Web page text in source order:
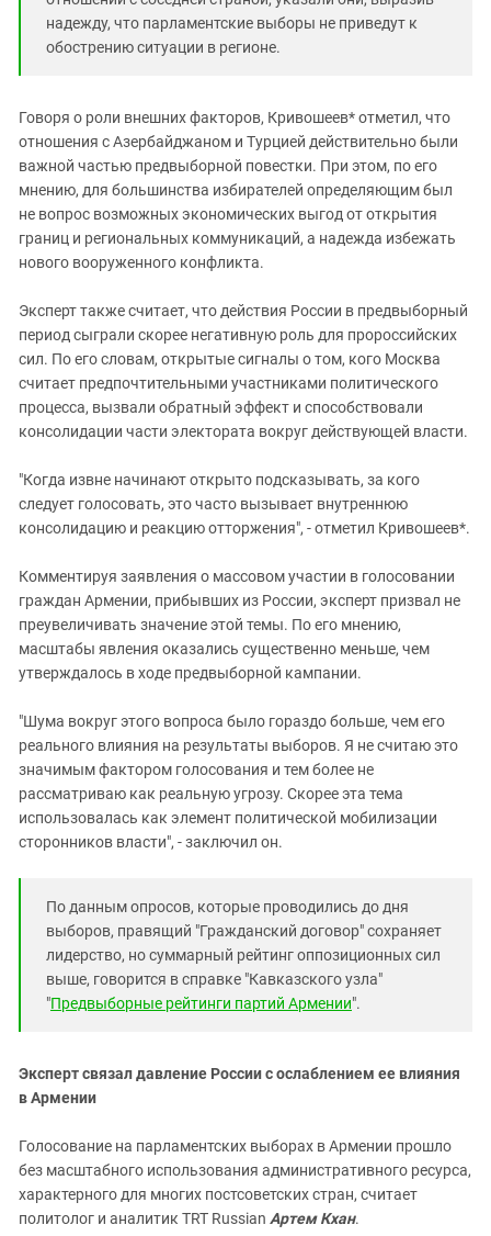
надежду, что парламентские выборы не приведут к
обострению ситуации в регионе.
Говоря о роли внешних факторов, Кривошеев* отметил, что
отношения с Азербайджаном и Турцией действительно были
важной частью предвыборной повестки. При этом, по его
мнению, для большинства избирателей определяющим был
не вопрос возможных экономических выгод от открытия
границ и региональных коммуникаций, а надежда избежать
нового вооруженного конфликта.
Эксперт также считает, что действия России в предвыборный
период сыграли скорее негативную роль для пророссийских
сил. По его словам, открытые сигналы о том, кого Москва
считает предпочтительными участниками политического
процесса, вызвали обратный эффект и способствовали
консолидации части электората вокруг действующей власти.
"Когда извне начинают открыто подсказывать, за кого
следует голосовать, это часто вызывает внутреннюю
консолидацию и реакцию отторжения", - отметил Кривошеев*.
Комментируя заявления о массовом участии в голосовании
граждан Армении, прибывших из России, эксперт призвал не
преувеличивать значение этой темы. По его мнению,
масштабы явления оказались существенно меньше, чем
утверждалось в ходе предвыборной кампании.
"Шума вокруг этого вопроса было гораздо больше, чем его
реального влияния на результаты выборов. Я не считаю это
значимым фактором голосования и тем более не
рассматриваю как реальную угрозу. Скорее эта тема
использовалась как элемент политической мобилизации
сторонников власти", - заключил он.
По данным опросов, которые проводились до дня
выборов, правящий "Гражданский договор" сохраняет
лидерство, но суммарный рейтинг оппозиционных сил
выше, говорится в справке "Кавказского узла"
"Предвыборные рейтинги партий Армении".
Эксперт связал давление России с ослаблением ее влияния
в Армении
Голосование на парламентских выборах в Армении прошло
без масштабного использования административного ресурса,
характерного для многих постсоветских стран, считает
политолог и аналитик TRT Russian Артем Кхан.